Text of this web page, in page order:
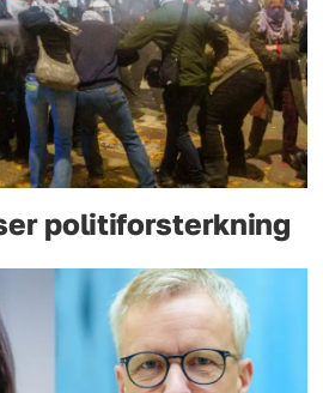
politiforsterkning